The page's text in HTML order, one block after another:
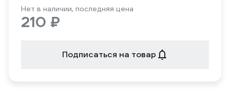
Нет в наличии, последняя цена
210 ₽
Подписаться на товар